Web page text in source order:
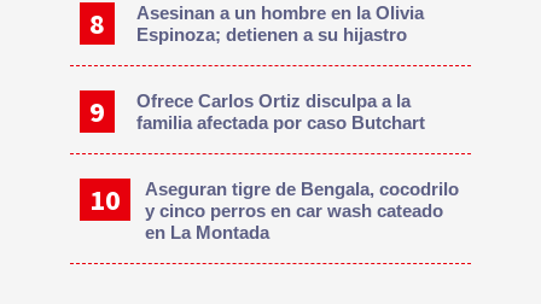
Asesinan a un hombre en la Olivia
Espinoza; detienen a su hijastro
Ofrece Carlos Ortiz disculpa a la
familia afectada por caso Butchart
Aseguran tigre de Bengala, cocodrilo
y cinco perros en car wash cateado
en La Montada